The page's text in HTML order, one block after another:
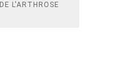
DE L'ARTHROSE